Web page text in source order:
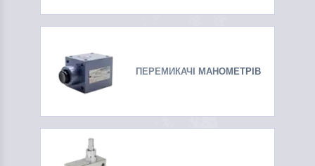
ПЕРЕМИКАЧІ МАНОМЕТРІВ